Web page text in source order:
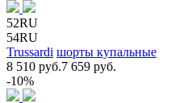
52RU
54RU
Trussardi шорты купальные
8 510 руб.7 659 руб.
-10%